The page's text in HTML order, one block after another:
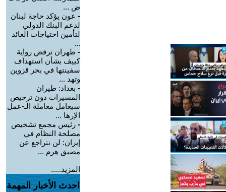
ض ...
- عون يؤكد حاجة لبنان
لدعم البنك الدولي
لتأمين احتياجات العائد
...
- طهران ترفض رواية
كييف بشأن استهداف
سفينتها في بحر قزوين
وتهد ...
- بغداد: طيران
المسيرات دون ترخيص
سيعامل معاملة الـ-عمل
الإرها ...
- رئيس مجمع تشخيص
مصلحة النظام في
إيران: لن نتراجع عن
مضيق هرم ...
المزيد.....
احدث الأخبار المهمة